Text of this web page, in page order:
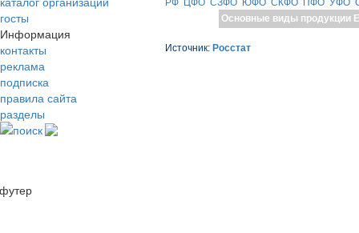
госты
Информация
контакты
реклама
подписка
правила сайта
разделы
поиск
РФ ЦФО СЗФО ЮФО СКФО ПФО УФО
Основные виды продукции
Источник: Росстат
футер